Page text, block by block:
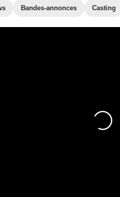
Bandes-annonces Casting